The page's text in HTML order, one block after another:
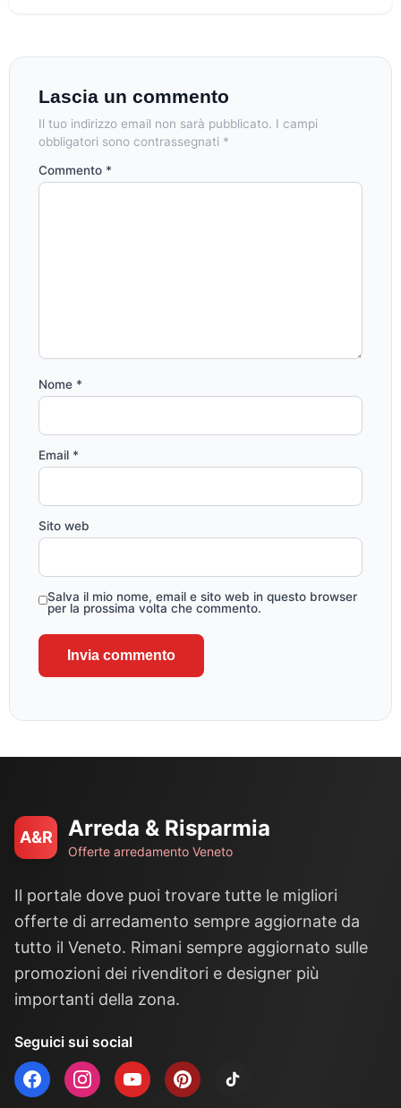
Lascia un commento
Il tuo indirizzo email non sarà pubblicato. I campi
obbligatori sono contrassegnati *
Commento *
Nome *
Email *
Sito web
Salva il mio nome, email e sito web in questo browser
per la prossima volta che commento.
A&R Arreda & Risparmia
Offerte arredamento Veneto
Il portale dove puoi trovare tutte le migliori
offerte di arredamento sempre aggiornate da
tutto il Veneto. Rimani sempre aggiornato sulle
promozioni dei rivenditori e designer più
importanti della zona.
Seguici sui social